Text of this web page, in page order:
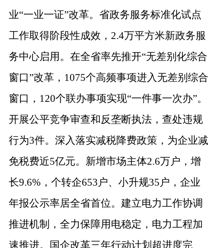
业“一业一证”改革。省政务服务标准化试点
工作取得阶段性成效， 2.4万平方米新政务服
务中心启用。在全省率先推开“无差别化综合
窗口”改革， 1075个高频事项进入无差别综合
窗口， 120个联办事项实现“一件事一次办”。
开展公平竞争审查和反垄断执法，查处违规
行为3件。深入落实减税降费政策，为企业减
免税费近5亿元。新增市场主体2.6万户，增
长9.6% ，个转企653户、小升规35户，企业
年报公示率居全省首位。建立电力工作协调
推进机制，全力保障用电稳定，电力工程加
速推进。国企改革三年行动计划超进度完